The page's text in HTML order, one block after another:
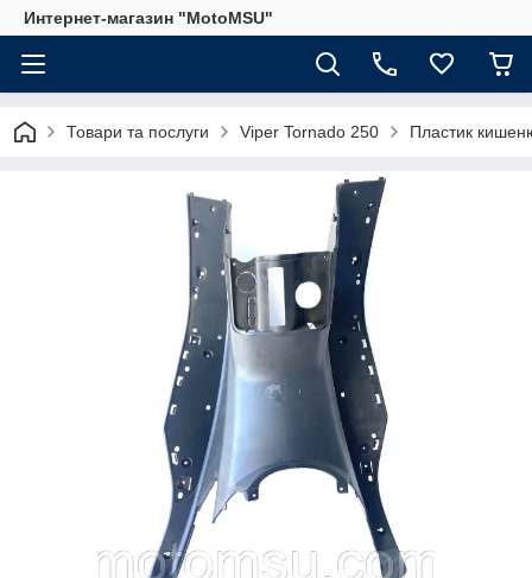
Интернет-магазин "MotoMSU"
Товари та послуги Viper Tornado 250 Пластик